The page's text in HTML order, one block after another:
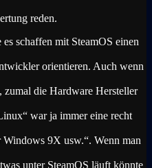
reden.
schaffen mit SteamOS einen
orientieren. Auch wenn
zumal die Hardware Hersteller
war ja immer eine recht
9X usw.“. Wenn man
unter SteamOS läuft könnte